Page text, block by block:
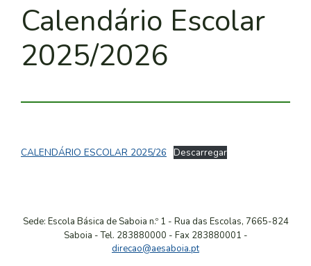
Calendário Escolar
2025/2026
CALENDÁRIO ESCOLAR 2025/26 Descarregar
Sede: Escola Básica de Saboia n.º 1 - Rua das Escolas, 7665-824
Saboia -Tel. 283880000 - Fax 283880001 -
direcao@aesaboia.pt